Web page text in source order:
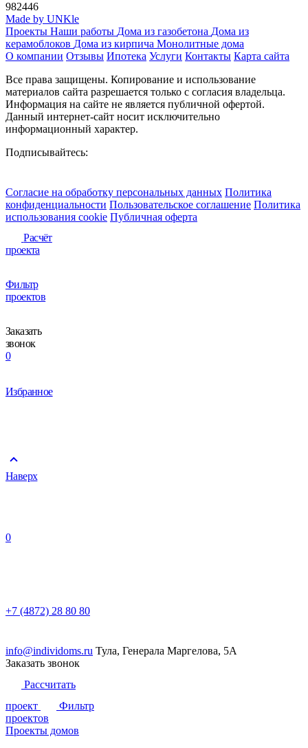
982446
Made by UNKle
Проекты Наши работы Дома из газобетона Дома из
керамоблоков Дома из кирпича Монолитные дома
О компании Отзывы Ипотека Услуги Контакты Карта сайта
Все права защищены. Копирование и использование
материалов сайта разрешается только с согласия владельца.
Информация на сайте не является публичной офертой.
Данный интернет-сайт носит исключительно
информационный характер.
Подписывайтесь:
Согласие на обработку персональных данных Политика
конфиденциальности Пользовательское соглашение Политика
использования сookie Публичная оферта
Расчёт
проекта
Фильтр
проектов
Заказать
звонок
0
Избранное
Наверх
0
+7 (4872) 28 80 80
info@individoms.ru Тула, Генерала Маргелова, 5А
Заказать звонок
Рассчитать
проект
Фильтр
проектов
Проекты домов